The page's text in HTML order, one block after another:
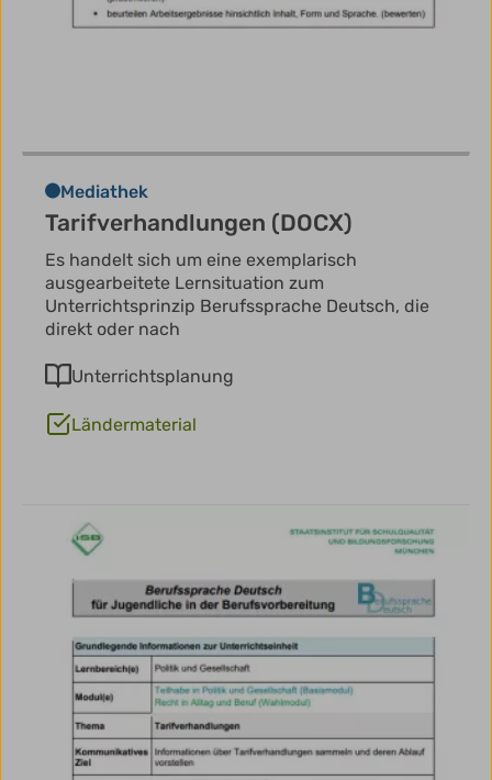
Mediathek
Tarifverhandlungen (DOCX)
Es handelt sich um eine exemplarisch
ausgearbeitete Lernsituation zum
Unterrichtsprinzip Berufssprache Deutsch, die
direkt oder nach
Unterrichtsplanung
Ländermaterial